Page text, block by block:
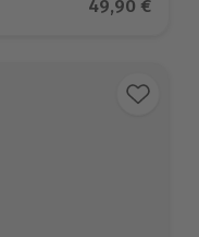
4 BewertungenAktueller
49,90 €